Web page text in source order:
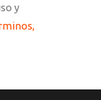
y